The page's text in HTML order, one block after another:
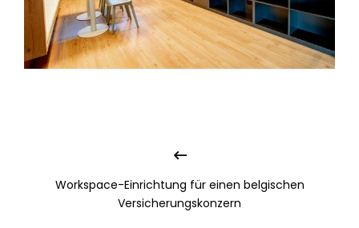
Workspace-Einrichtung für einen belgischen
Versicherungskonzern